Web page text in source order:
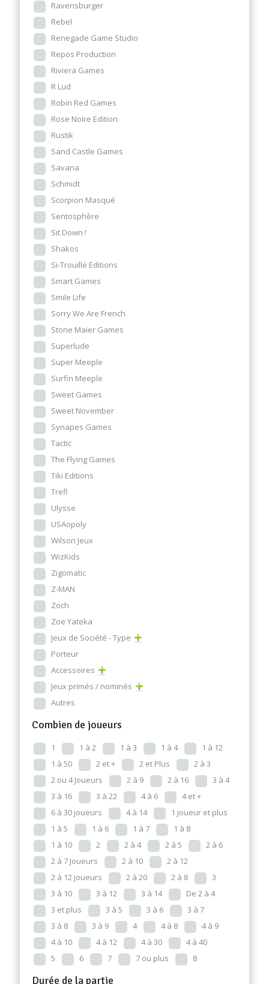
Ravensburger
Rebel
Renegade Game Studio
Repos Production
Riviera Games
R Lud
Robin Red Games
Rose Noire Edition
Rustik
Sand Castle Games
Savana
Schmidt
Scorpion Masqué
Sentosphère
Sit Down !
Shakos
Si-Trouille Editions
Smart Games
Smile Life
Sorry We Are French
Stone Maier Games
Superlude
Super Meeple
Surfin Meeple
Sweet Games
Sweet November
Synapes Games
Tactic
The Flying Games
Tiki Editions
Trefl
Ulysse
USAopoly
Wilson Jeux
WizKids
Zigomatic
Z-MAN
Zoch
Zoe Yateka
Jeux de Société - Type
Porteur
Accessoires
Jeux primés / nominés
Autres
Combien de joueurs
1 1 à 2 1 à 3 1 à 4
1 à 12
1 à 50
2 et + 2 et Plus
2 à 3
2 ou 4 Joueurs
2 à 9 2 à 16
3 à 4
3 à 16
3 à 22 4 à 6
4 et +
6 à 30 joueurs
4 à 14
1 joueur et plus
1 à 5
1 à 6 1 à 7
1 à 8
1 à 10
2 2 à 4 2 à 5
2 à 6
2 à 7 Joueurs
2 à 10
2 à 12
2 à 12 joueurs
2 à 20 2 à 8
3
3 à 10
3 à 12 3 à 14
De 2 à 4
3 et plus
3 à 5 3 à 6
3 à 7
3 à 8
3 à 9 4 4 à 8
4 à 9
4 à 10
4 à 12 4 à 30
4 à 40
5
6 7 7 ou plus 8
Durée de la partie